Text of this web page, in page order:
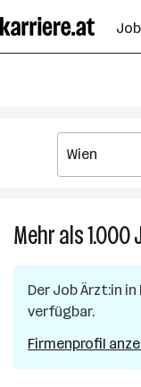
Seiteninhalt
springen
Mehr als 1.000
Der JobÄrzt:in in
verfügbar.
Firmenprofil